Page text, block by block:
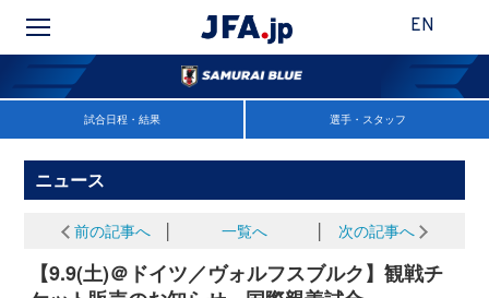
EN
試合日程・結果 選手・スタッフ
ニュース
前の記事へ 一覧へ 次の記事へ
【9.9(土)＠ドイツ／ヴォルフスブルク】観戦チ